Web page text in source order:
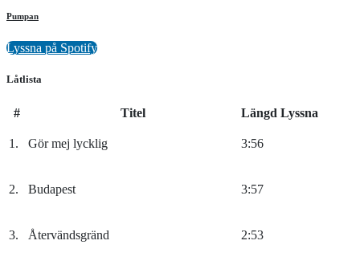
Pumpan
Lyssna på Spotify
Låtlista
# Titel Längd Lyssna
1. Gör mej lycklig 3:56
2. Budapest 3:57
3. Återvändsgränd 2:53